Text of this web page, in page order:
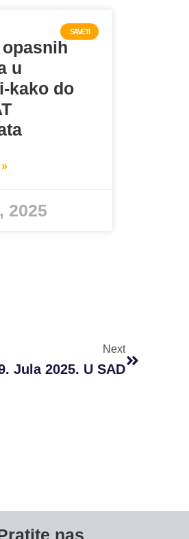
SAVETI
u
kako do
2025
Next
Jula 2025. U SAD
nas